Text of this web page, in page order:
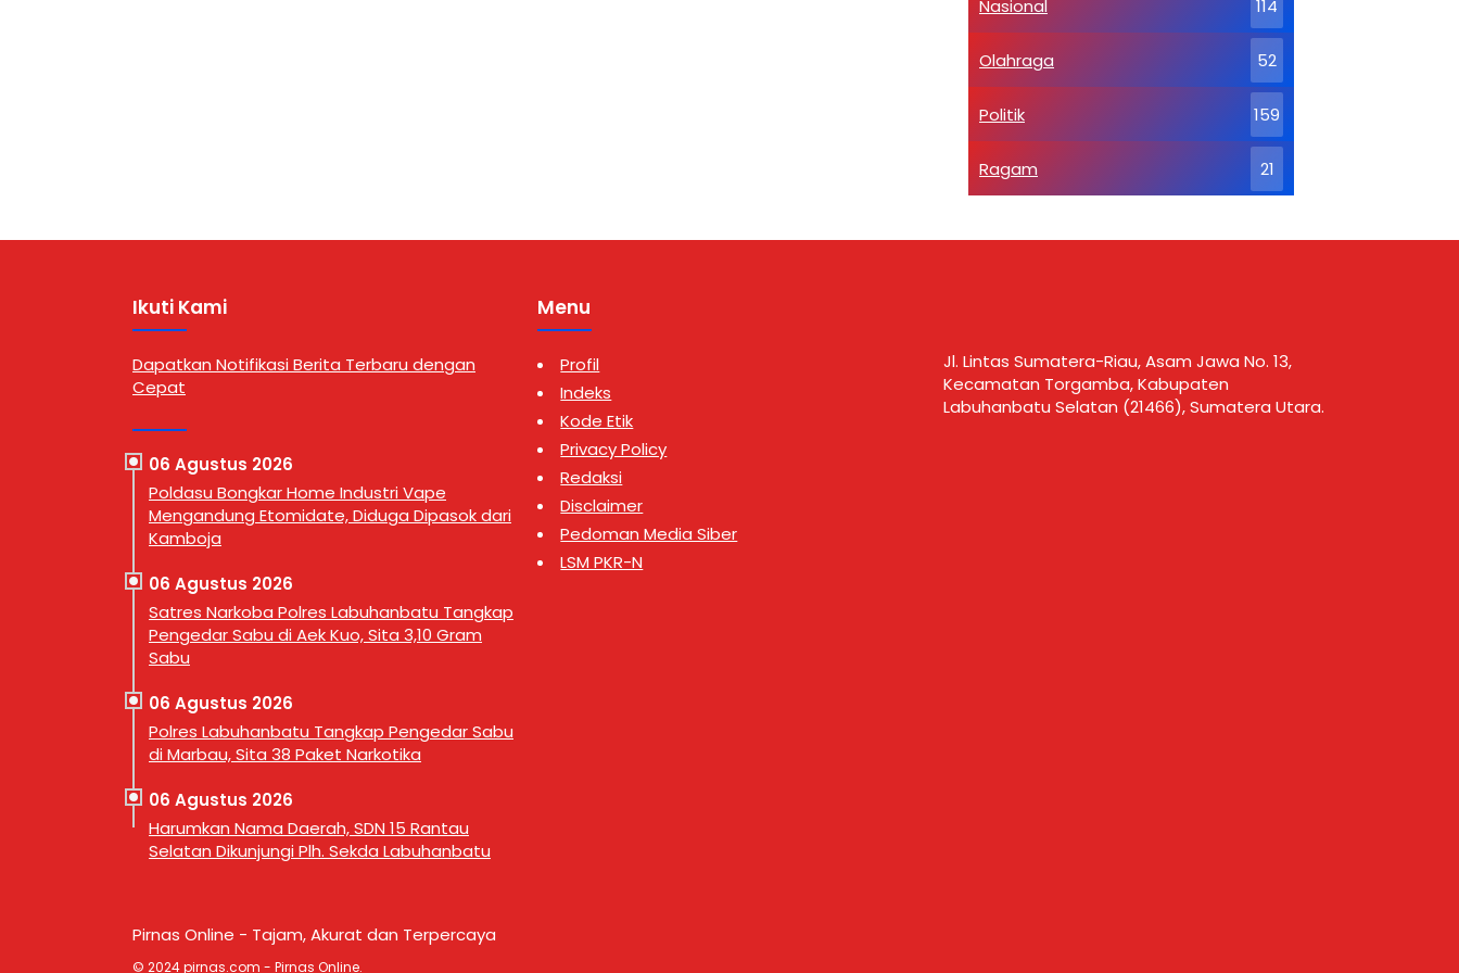
Nasional 114
Olahraga 52
Politik 159
Ragam 21
Ikuti Kami
Dapatkan Notifikasi Berita Terbaru dengan
Cepat
06 Agustus 2026
Poldasu Bongkar Home Industri Vape
Mengandung Etomidate, Diduga Dipasok dari
Kamboja
06 Agustus 2026
Satres Narkoba Polres Labuhanbatu Tangkap
Pengedar Sabu di Aek Kuo, Sita 3,10 Gram
Sabu
06 Agustus 2026
Polres Labuhanbatu Tangkap Pengedar Sabu
di Marbau, Sita 38 Paket Narkotika
06 Agustus 2026
Harumkan Nama Daerah, SDN 15 Rantau
Selatan Dikunjungi Plh. Sekda Labuhanbatu
Menu
Profil
Indeks
Kode Etik
Privacy Policy
Redaksi
Disclaimer
Pedoman Media Siber
LSM PKR-N
Jl. Lintas Sumatera-Riau, Asam Jawa No. 13,
Kecamatan Torgamba, Kabupaten
Labuhanbatu Selatan (21466), Sumatera Utara.
Pirnas Online - Tajam, Akurat dan Terpercaya
© 2024 pirnas.com - Pirnas Online.